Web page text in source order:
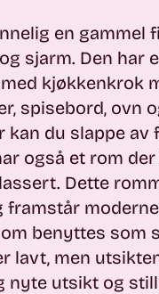
en gammel
sjarm. Den har
kjøkkenkrok
spisebord, ovn
kan du slappe av
også et rom
Dette
framstår
benyttes som
lavt, men
nyte utsikt og